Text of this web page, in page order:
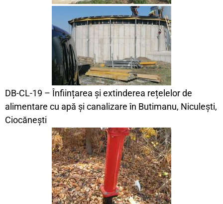
DB-CL-19 – Înființarea și extinderea rețelelor de
alimentare cu apă și canalizare în Butimanu, Niculești,
Ciocănești